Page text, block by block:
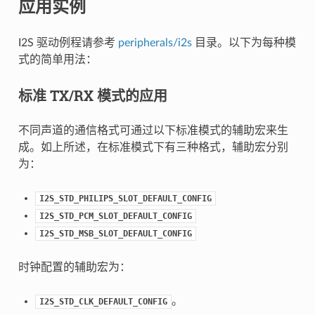
应用实例
I2S 驱动例程请参考 peripherals/i2s目录。以下为每种模
式的简单用法：
标准 TX/RX 模式的应用
不同声道的通信格式可通过以下标准模式的辅助宏来生
成。如上所述，在标准模式下有三种格式，辅助宏分别
为：
I2S_STD_PHILIPS_SLOT_DEFAULT_CONFIG
I2S_STD_PCM_SLOT_DEFAULT_CONFIG
I2S_STD_MSB_SLOT_DEFAULT_CONFIG
时钟配置的辅助宏为：
I2S_STD_CLK_DEFAULT_CONFIG 。